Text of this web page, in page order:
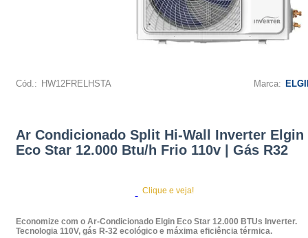
Cód.: HW12FRELHSTA Marca:
Ar Condicionado Split Hi-Wall Inverter Elgin
Eco Star 12.000 Btu/h Frio 110v | Gás R32
Clique e veja!
Economize com o Ar-Condicionado Elgin Eco Star 12.000 BTUs Inverter.
Tecnologia 110V, gás R-32 ecológico e máxima eficiência térmica.